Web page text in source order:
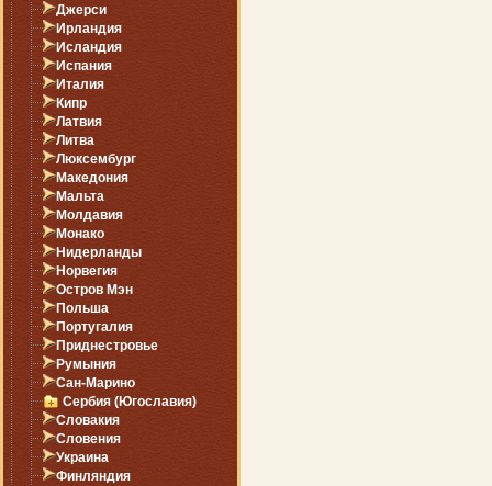
Джерси
Ирландия
Исландия
Испания
Италия
Кипр
Латвия
Литва
Люксембург
Македония
Мальта
Молдавия
Монако
Нидерланды
Норвегия
Остров Мэн
Польша
Португалия
Приднестровье
Румыния
Сан-Марино
Сербия (Югославия)
Словакия
Словения
Украина
Финляндия